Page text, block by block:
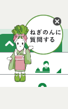
ページトップ